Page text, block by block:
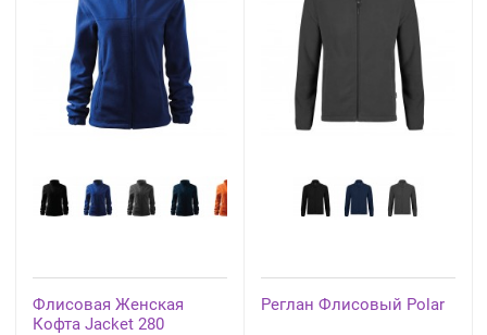
Флисовая Женская
Кофта Jacket 280
Реглан Флисовый Polar